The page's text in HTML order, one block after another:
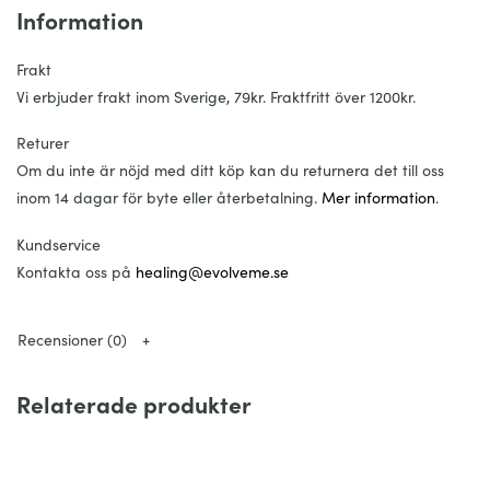
( sockerarter) 9g (*10%)
PROTEIN 3,7 g (*7,4%)
SALT 0,02 g (*0,33%)
Probiotiska stammar:
1 Lactobacillus acidophilus ATCC 4796
3 Lactobacillus casei ssp. rhamnosus T71499
4 Lactobacillus delbrueckii. ssp. lactis DSM 20072
6 Lactobacillus helveticus MTCC 5463
9 Lactobacillus lactis ssp. lactis ATCC 15808
Information
Frakt
Vi erbjuder frakt inom Sverige, 79kr. Fraktfritt över 1200kr.
Returer
Om du inte är nöjd med ditt köp kan du returnera det till oss
inom 14 dagar för byte eller återbetalning. Mer information.
Kundservice
Kontakta oss på healing@evolveme.se
Recensioner (0)
Relaterade produkter